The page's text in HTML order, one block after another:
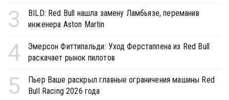
3
BILD: Red Bull нашла замену Ламбьязе, переманив
инженера Aston Martin
4
Эмерсон Фиттипальди: Уход Ферстаппена из Red Bull
раскачает рынок пилотов
5
Пьер Ваше раскрыл главные ограничения машины Red
Bull Racing 2026 года